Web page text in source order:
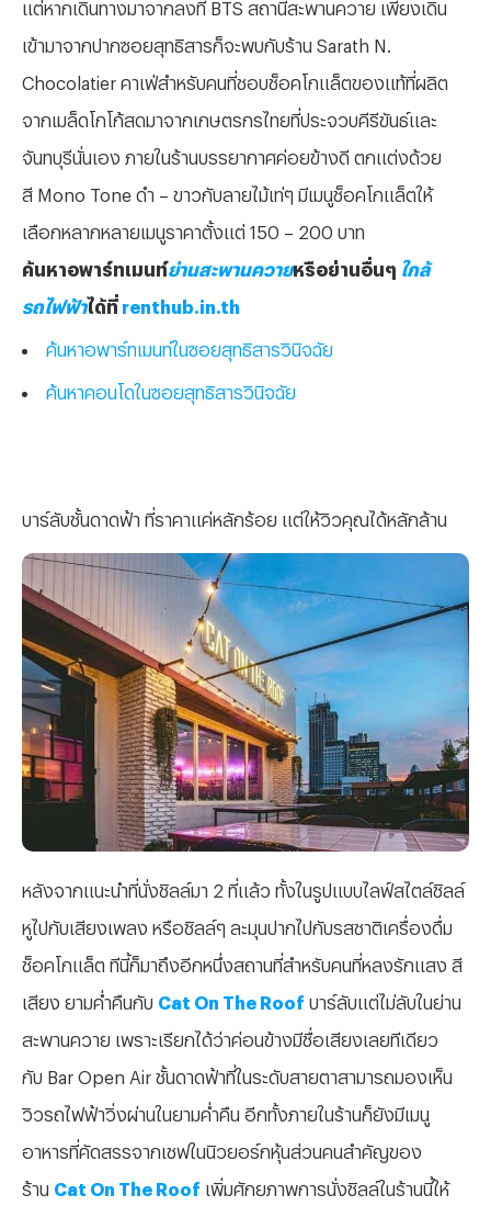
แต่หากเดินทางมาจากลงที่ BTS สถานีสะพานควาย เพียงเดิน
เข้ามาจากปากซอยสุทธิสารก็จะพบกับร้าน Sarath N.
Chocolatier คาเฟ่สำหรับคนที่ชอบช็อคโกแล็ตของแท้ที่ผลิต
จากเมล็ดโกโก้สดมาจากเกษตรกรไทยที่ประจวบคีรีขันธ์และ
จันทบุรีนั่นเอง ภายในร้านบรรยากาศค่อยข้างดี ตกแต่งด้วย
สี Mono Tone ดำ – ขาวกับลายไม้เท่ๆ มีเมนูช็อคโกแล็ตให้
เลือกหลากหลายเมนูราคาตั้งแต่ 150 – 200 บาท
ค้นหาอพาร์ทเมนท์ย่านสะพานควายหรือย่านอื่นๆ ใกล้
รถไฟฟ้าได้ที่ renthub.in.th
ค้นหาอพาร์ทเมนท์ในซอยสุทธิสารวินิจฉัย
ค้นหาคอนโดในซอยสุทธิสารวินิจฉัย
บาร์ลับชั้นดาดฟ้า ที่ราคาแค่หลักร้อย แต่ให้วิวคุณได้หลักล้าน
หลังจากแนะนำที่นั่งชิลล์มา 2 ที่แล้ว ทั้งในรูปแบบไลฟ์สไตล์ชิลล์
หูไปกับเสียงเพลง หรือชิลล์ๆ ละมุนปากไปกับรสชาติเครื่องดื่ม
ช็อคโกแล็ต ทีนี้ก็มาถึงอีกหนึ่งสถานที่สำหรับคนที่หลงรักแสง สี
เสียง ยามค่ำคืนกับ Cat On The Roof บาร์ลับแต่ไม่ลับในย่าน
สะพานควาย เพราะเรียกได้ว่าค่อนข้างมีชื่อเสียงเลยทีเดียว
กับ Bar Open Air ชั้นดาดฟ้าที่ในระดับสายตาสามารถมองเห็น
วิวรถไฟฟ้าวิ่งผ่านในยามค่ำคืน อีกทั้งภายในร้านก็ยังมีเมนู
อาหารที่คัดสรรจากเชฟในนิวยอร์กหุ้นส่วนคนสำคัญของ
ร้าน Cat On The Roof เพิ่มศักยภาพการนั่งชิลล์ในร้านนี้ให้